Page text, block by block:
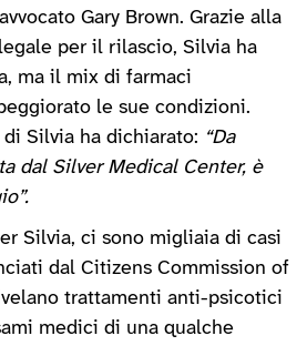
Gary Brown. Grazie alla
per il rilascio, Silvia ha
ma il mix di farmaci
le sue condizioni.
Silvia ha dichiarato: “Da
dal Silver Medical Center, è
Silvia, ci sono migliaia di casi
dal Citizens Commission of
trattamenti anti-psicotici
medici di una qualche